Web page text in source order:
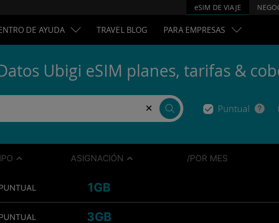
eSIM DE VIAJE
DE AYUDA TRAVEL BLOG PARA EMPRESAS
Ubigi eSIM planes, tarifas &
× Puntual
ASIGNACIÓN /POR MES
1GB
3GB